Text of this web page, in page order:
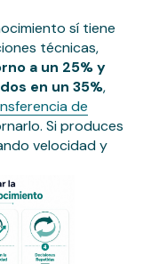
sí tiene
técnicas,
a un 25% y
en un 35%,
de
Si produces
velocidad y